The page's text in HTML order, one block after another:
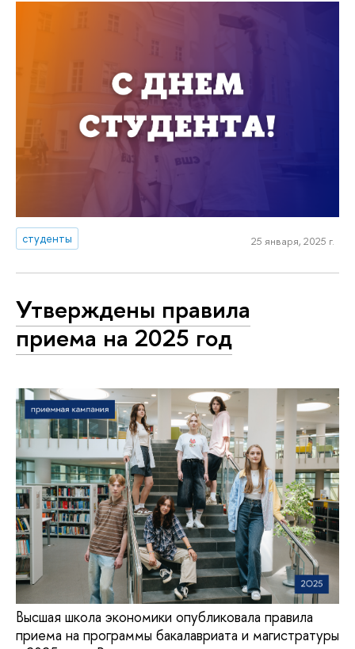
студенты 25 января, 2025 г.
Утверждены правила
приема на 2025 год
Высшая школа экономики опубликовала правила
приема на программы бакалавриата и магистратуры